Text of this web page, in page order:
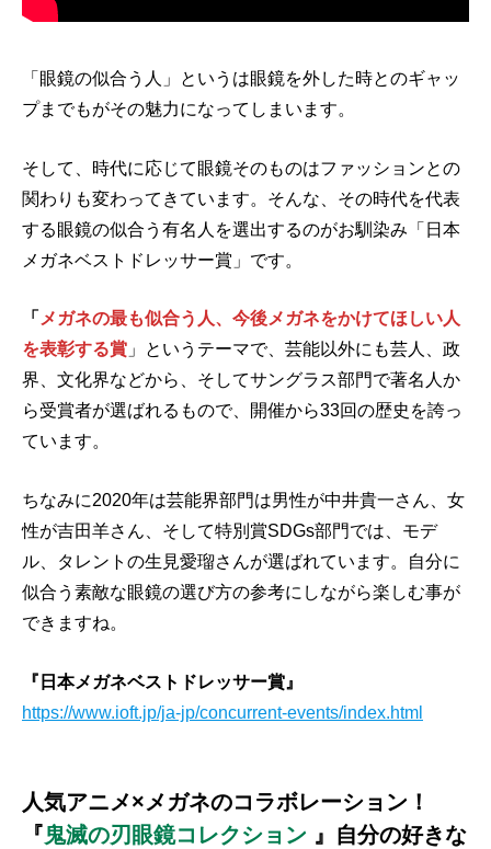
「眼鏡の似合う人」というは眼鏡を外した時とのギャッ
プまでもがその魅力になってしまいます。
そして、時代に応じて眼鏡そのものはファッションとの
関わりも変わってきています。そんな、その時代を代表
する眼鏡の似合う有名人を選出するのがお馴染み「日本
メガネベストドレッサー賞」です。
「 メガネの最も似合う人、今後メガネをかけてほしい人
を表彰する賞 」というテーマで、芸能以外にも芸人、政
界、文化界などから、そしてサングラス部門で著名人か
ら受賞者が選ばれるもので、開催から33回の歴史を誇っ
ています。
ちなみに2020年は芸能界部門は男性が中井貴一さん、女
性が吉田羊さん、そして特別賞SDGs部門では、モデ
ル、タレントの生見愛瑠さんが選ばれています。自分に
似合う素敵な眼鏡の選び方の参考にしながら楽しむ事が
できますね。
『日本メガネベストドレッサー賞』
https://www.ioft.jp/ja-jp/concurrent-events/index.html
人気アニメ×メガネのコラボレーション！
『鬼滅の刃眼鏡コレクション 』自分の好きな